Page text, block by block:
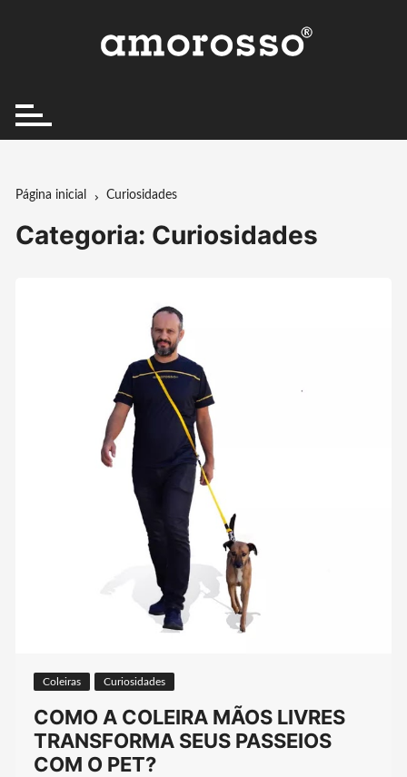
Página inicial Curiosidades
Categoria: Curiosidades
Coleiras Curiosidades
COMO A COLEIRA MÃOS LIVRES
TRANSFORMA SEUS PASSEIOS
COM O PET?